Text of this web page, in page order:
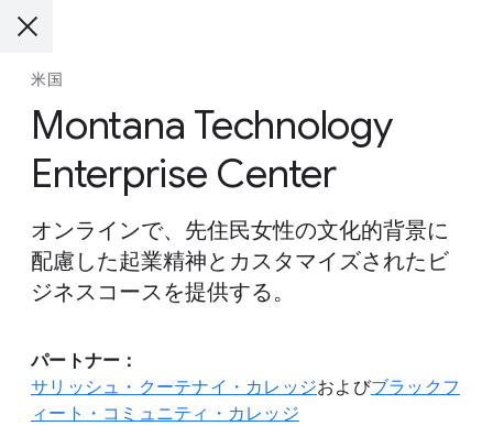
米国
Montana Technology
Enterprise Center
オンラインで、先住民女性の文化的背景に
配慮した起業精神とカスタマイズされたビ
ジネスコースを提供する。
パートナー：
サリッシュ・クーテナイ・カレッジおよびブラックフ
ィート・コミュニティ・カレッジ